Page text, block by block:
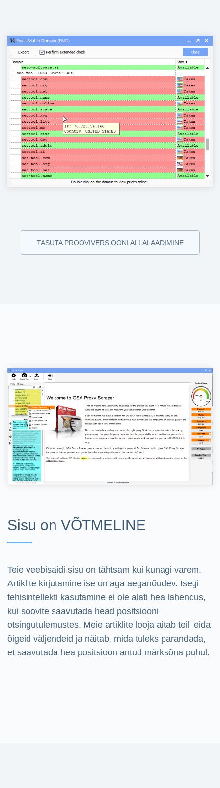
TASUTA PROOVIVERSIOONI ALLALAADIMINE
Sisu on VÕTMELINE
Teie veebisaidi sisu on tähtsam kui kunagi varem.
Artiklite kirjutamine ise on aga aeganõudev. Isegi
tehisintellekti kasutamine ei ole alati hea lahendus,
kui soovite saavutada head positsiooni
otsingutulemustes. Meie artiklite looja aitab teil leida
õigeid väljendeid ja näitab, mida tuleks parandada,
et saavutada hea positsioon antud märksõna puhul.